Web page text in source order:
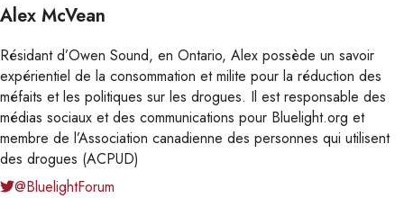
Alex McVean
Résidant d’Owen Sound, en Ontario, Alex possède un savoir
expérientiel de la consommation et milite pour la réduction des
méfaits et les politiques sur les drogues. Il est responsable des
médias sociaux et des communications pour Bluelight.org et
membre de l’Association canadienne des personnes qui utilisent
des drogues (ACPUD)
@BluelightForum